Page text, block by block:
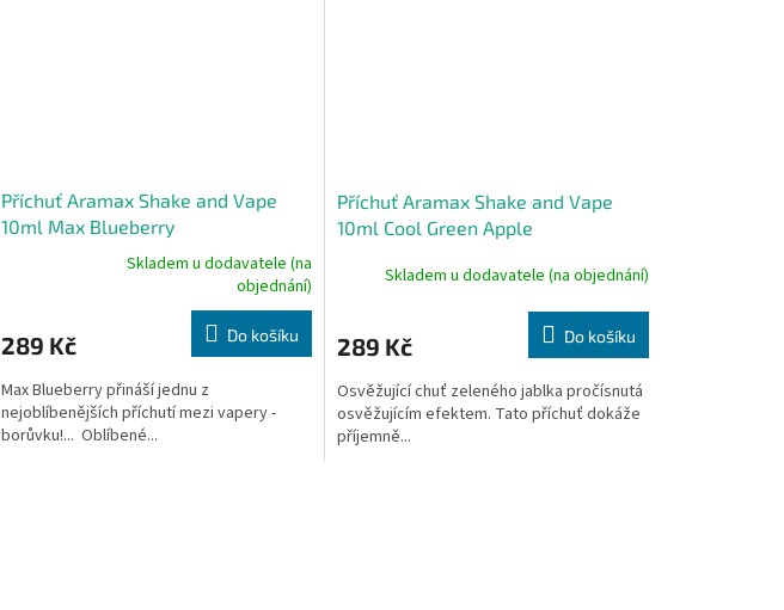
Příchuť Aramax Shake and Vape
10ml Max Blueberry
je
z
5
hvězdiček.
Skladem u dodavatele (na
objednání)
289 Kč Do košíku
Max Blueberry přináší jednu z
nejoblíbenějších příchutí mezi vapery -
borůvku!... Oblíbené...
Příchuť Aramax Shake and Vape
10ml Cool Green Apple
Skladem u dodavatele (na objednání)
289 Kč Do košíku
Osvěžující chuť zeleného jablka pročísnutá
osvěžujícím efektem. Tato příchuť dokáže
příjemně...